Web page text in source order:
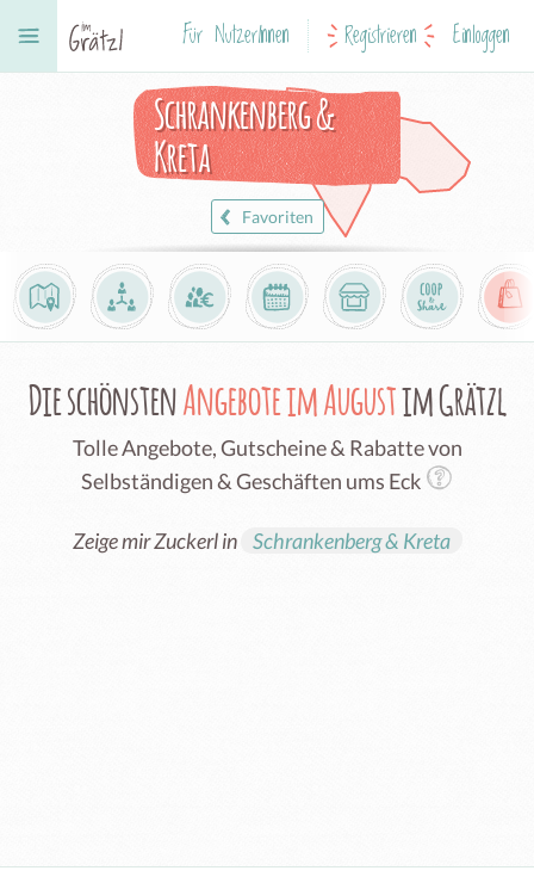
Für NutzerInnen Registrieren Einloggen
Schrankenberg &
Kreta
Favoriten
Die schönstenAngebote im Augustim Grätzl
Tolle Angebote, Gutscheine & Rabatte von
Selbständigen & Geschäften ums Eck
Zeige mir Zuckerl in Schrankenberg & Kreta